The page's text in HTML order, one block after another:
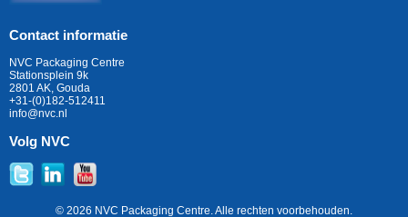
Contact informatie
NVC Packaging Centre
Stationsplein 9k
2801 AK, Gouda
+31-(0)182-512411
info@nvc.nl
Volg NVC
© 2026 NVC Packaging Centre. Alle rechten voorbehouden.